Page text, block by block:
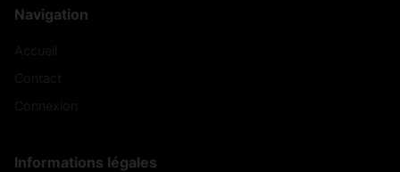
Navigation
Informations légales